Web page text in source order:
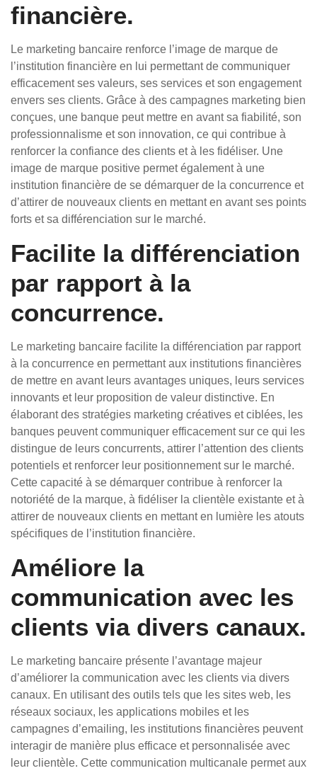
financière.
Le marketing bancaire renforce l’image de marque de
l’institution financière en lui permettant de communiquer
efficacement ses valeurs, ses services et son engagement
envers ses clients. Grâce à des campagnes marketing bien
conçues, une banque peut mettre en avant sa fiabilité, son
professionnalisme et son innovation, ce qui contribue à
renforcer la confiance des clients et à les fidéliser. Une
image de marque positive permet également à une
institution financière de se démarquer de la concurrence et
d’attirer de nouveaux clients en mettant en avant ses points
forts et sa différenciation sur le marché.
Facilite la différenciation
par rapport à la
concurrence.
Le marketing bancaire facilite la différenciation par rapport
à la concurrence en permettant aux institutions financières
de mettre en avant leurs avantages uniques, leurs services
innovants et leur proposition de valeur distinctive. En
élaborant des stratégies marketing créatives et ciblées, les
banques peuvent communiquer efficacement sur ce qui les
distingue de leurs concurrents, attirer l’attention des clients
potentiels et renforcer leur positionnement sur le marché.
Cette capacité à se démarquer contribue à renforcer la
notoriété de la marque, à fidéliser la clientèle existante et à
attirer de nouveaux clients en mettant en lumière les atouts
spécifiques de l’institution financière.
Améliore la
communication avec les
clients via divers canaux.
Le marketing bancaire présente l’avantage majeur
d’améliorer la communication avec les clients via divers
canaux. En utilisant des outils tels que les sites web, les
réseaux sociaux, les applications mobiles et les
campagnes d’emailing, les institutions financières peuvent
interagir de manière plus efficace et personnalisée avec
leur clientèle. Cette communication multicanale permet aux